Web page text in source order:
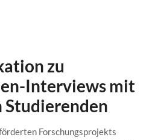
zu
Interviews mit
Studierenden
Forschungsprojekts